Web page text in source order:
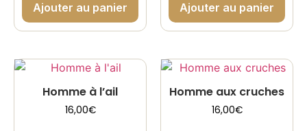
Ajouter au panier Ajouter au panier
Homme à l’ail
16,00€
Homme aux cruches
16,00€